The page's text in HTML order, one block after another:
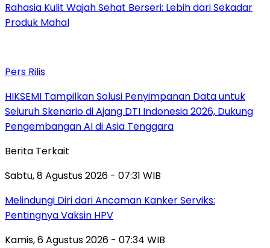
Rahasia Kulit Wajah Sehat Berseri: Lebih dari Sekadar
Produk Mahal
Pers Rilis
HIKSEMI Tampilkan Solusi Penyimpanan Data untuk
Seluruh Skenario di Ajang DTI Indonesia 2026, Dukung
Pengembangan AI di Asia Tenggara
Berita Terkait
Sabtu, 8 Agustus 2026 - 07:31 WIB
Melindungi Diri dari Ancaman Kanker Serviks:
Pentingnya Vaksin HPV
Kamis, 6 Agustus 2026 - 07:34 WIB